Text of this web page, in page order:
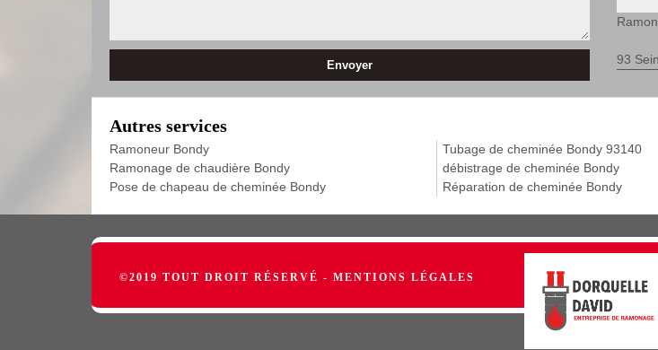
93
Autres services
Ramoneur Bondy
Ramonage de chaudière Bondy
Pose de chapeau de cheminée Bondy
Tubage de cheminée Bondy 93140
débistrage de cheminée Bondy
Réparation de cheminée Bondy
©2019 TOUT DROIT RÉSERVÉ - MENTIONS LÉGALES